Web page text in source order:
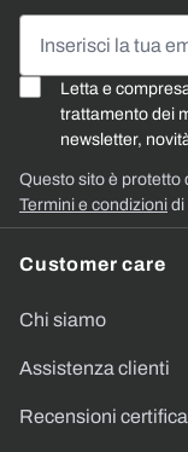
Customer care
Chi siamo
Assistenza clienti
Recensioni
Letta e
trattamento dei
newsletter,
Questo sito è protetto
Termini e condizioni di